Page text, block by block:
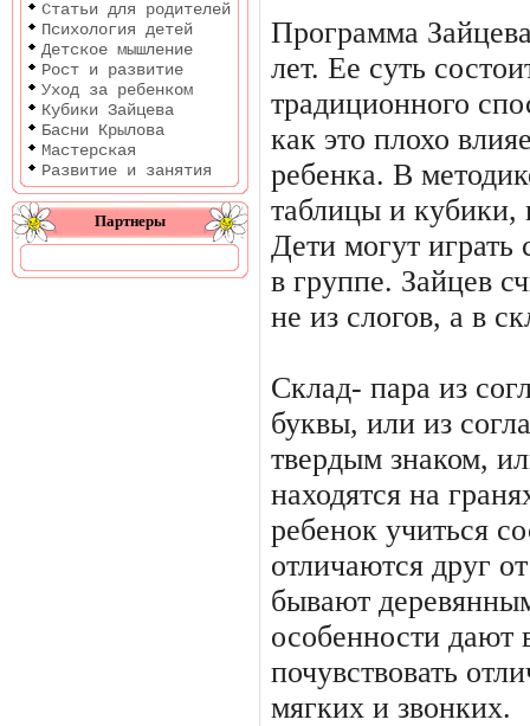
Статьи для родителей
Психология детей
Детское мышление
Рост и развитие
Уход за ребенком
Кубики Зайцева
Басни Крылова
Мастерская
Развитие и занятия
Партнеры
Программа
лет. Ее суть
традиционного
как это плохо
ребенка. В
таблицы и кубики,
Дети могут
в группе. Зайцев
не из слогов, а в
Склад- пара из
буквы, или из
твердым знаком,
находятся на
ребенок учиться
отличаются друг
бывают
особенности дают
почувствовать
мягких и звонких.